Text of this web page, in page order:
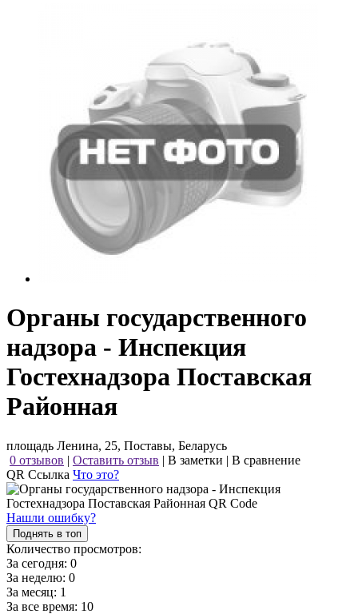
Органы государственного
надзора - Инспекция
Гостехнадзора Поставская
Районная
площадь Ленина, 25, Поставы, Беларусь
0 отзывов | Оставить отзыв | В заметки | В сравнение
QR Ссылка Что это?
Нашли ошибку?
Поднять в топ
Количество просмотров:
За сегодня: 0
За неделю: 0
За месяц: 1
За все время: 10